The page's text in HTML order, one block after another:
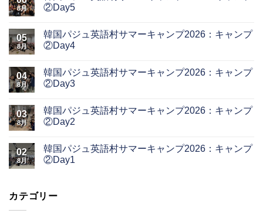
8月
②Day5
05
8月
韓国パジュ英語村サマーキャンプ2026：キャンプ
②Day4
04
8月
韓国パジュ英語村サマーキャンプ2026：キャンプ
②Day3
03
8月
韓国パジュ英語村サマーキャンプ2026：キャンプ
②Day2
02
8月
韓国パジュ英語村サマーキャンプ2026：キャンプ
②Day1
カテゴリー